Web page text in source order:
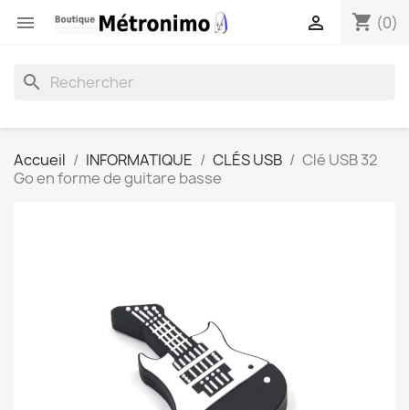
 shopping_cart (0)

search
Accueil INFORMATIQUE CLÉS USB
Clé USB 32
Go en forme de guitare basse